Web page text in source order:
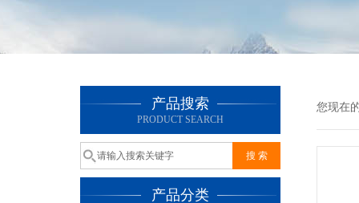
产品搜索
PRODUCT SEARCH
产品分类
您现在